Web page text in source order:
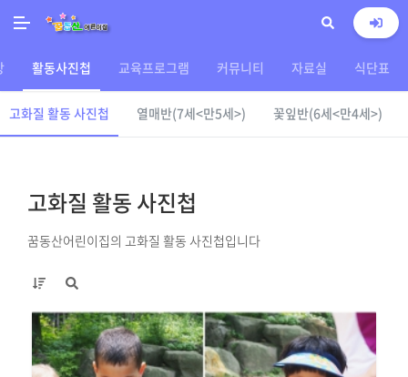
활동사진첩 교육프로그램 커뮤니티 자료실 식단표
고화질 활동 사진첩 열매반(7세<만5세>) 꽃잎반(6세<만4세>)
고화질 활동 사진첩
꿈동산어린이집의 고화질 활동 사진첩입니다